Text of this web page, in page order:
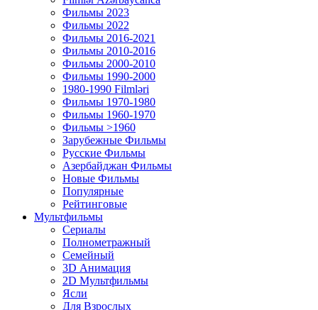
Фильмы 2023
Фильмы 2022
Фильмы 2016-2021
Фильмы 2010-2016
Фильмы 2000-2010
Фильмы 1990-2000
1980-1990 Filmləri
Фильмы 1970-1980
Фильмы 1960-1970
Фильмы >1960
Зарубежные Фильмы
Русские Фильмы
Азербайджан Фильмы
Новые Фильмы
Популярные
Рейтинговые
Мультфильмы
Сериалы
Полнометражный
Семейный
3D Анимация
2D Мультфильмы
Ясли
Для Взрослых